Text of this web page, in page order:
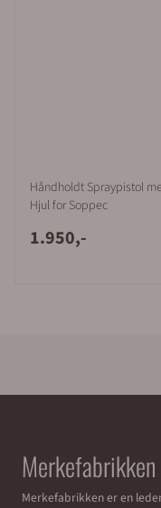
Håndholdt Spraypistol
Hjul for Soppec
1.950,-
Merkefabrikken er en